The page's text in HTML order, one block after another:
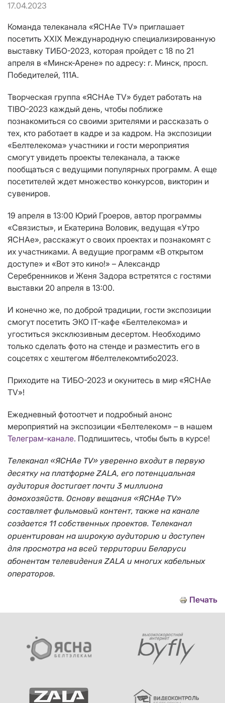
17.04.2023
Команда телеканала «ЯСНАе ТV» приглашает
посетить ХХIХ Международную специализированную
выставку ТИБО-2023, которая пройдет с 18 по 21
апреля в «Минск-Арене» по адресу: г. Минск, просп.
Победителей, 111А.
Творческая группа «ЯСНАе ТV» будет работать на
TIBO-2023 каждый день, чтобы поближе
познакомиться со своими зрителями и рассказать о
тех, кто работает в кадре и за кадром. На экспозиции
«Белтелекома» участники и гости мероприятия
смогут увидеть проекты телеканала, а также
пообщаться с ведущими популярных программ. А еще
посетителей ждет множество конкурсов, викторин и
сувениров.
19 апреля в 13:00 Юрий Гроеров, автор программы
«Связисты», и Екатерина Воловик, ведущая «Утро
ЯСНАе», расскажут о своих проектах и познакомят с
их участниками. А ведущие программ «В открытом
доступе» и «Вот это кино!» – Александр
Серебренников и Женя Задора встретятся с гостями
выставки 20 апреля в 13:00.
И конечно же, по доброй традиции, гости экспозиции
смогут посетить ЭКО IT-кафе «Белтелекома» и
угоститься эксклюзивным десертом. Необходимо
только сделать фото на стенде и разместить его в
соцсетях с хештегом #белтелекомтибо2023.
Приходите на ТИБО-2023 и окунитесь в мир «ЯСНАе
ТV»!
Ежедневный фотоотчет и подробный анонс
мероприятий на экспозиции «Белтелеком» – в нашем
Телеграм-канале. Подпишитесь, чтобы быть в курсе!
Телеканал «ЯСНАе TV» уверенно входит в первую
десятку на платформе ZALA, его потенциальная
аудитория достигает почти 3 миллиона
домохозяйств. Основу вещания «ЯСНАе TV»
составляет фильмовый контент, также на канале
создается 11 собственных проектов. Телеканал
ориентирован на широкую аудиторию и доступен
для просмотра на всей территории Беларуси
абонентам телевидения ZALA и многих кабельных
операторов.
Печать